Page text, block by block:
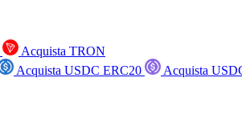
Acquista TRON
Acquista USDC ERC20
Acquista